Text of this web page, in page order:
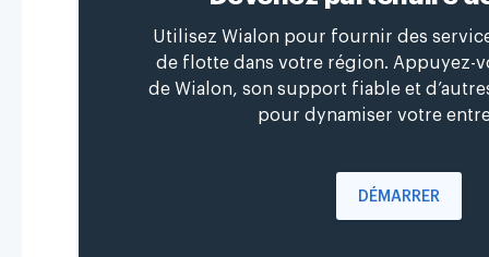
Utilisez Wialon pour fournir des
de flotte dans votre région. Appuyez-
de Wialon, son support fiable et
pour dynamiser votre
DÉMARRER